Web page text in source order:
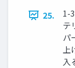
25.
1-
テ
パ
上
入